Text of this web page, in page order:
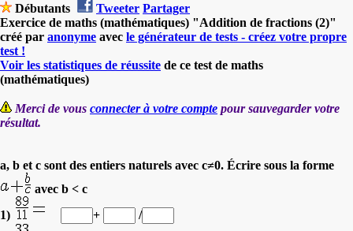
Débutants Tweeter Partager
Exercice de maths (mathématiques) "Addition de fractions (2)"
créé par anonyme avec le générateur de tests - créez votre propre
test !
Voir les statistiques de réussite de ce test de maths
(mathématiques)
Merci de vous connecter à votre compte pour sauvegarder votre
résultat.
a, b et c sont des entiers naturels avec c≠0. Écrire sous la forme
avec b < c
1)
+ /